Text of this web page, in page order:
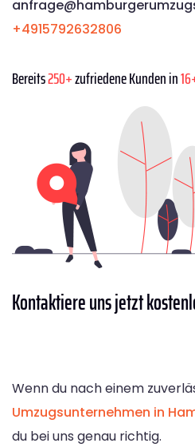
+4915792632806
Bereits250+zufriedene Kunden in
Kontaktiereuns jetzt
Wenn du nach einem
Umzugsunternehmen in
du bei uns genau richtig.